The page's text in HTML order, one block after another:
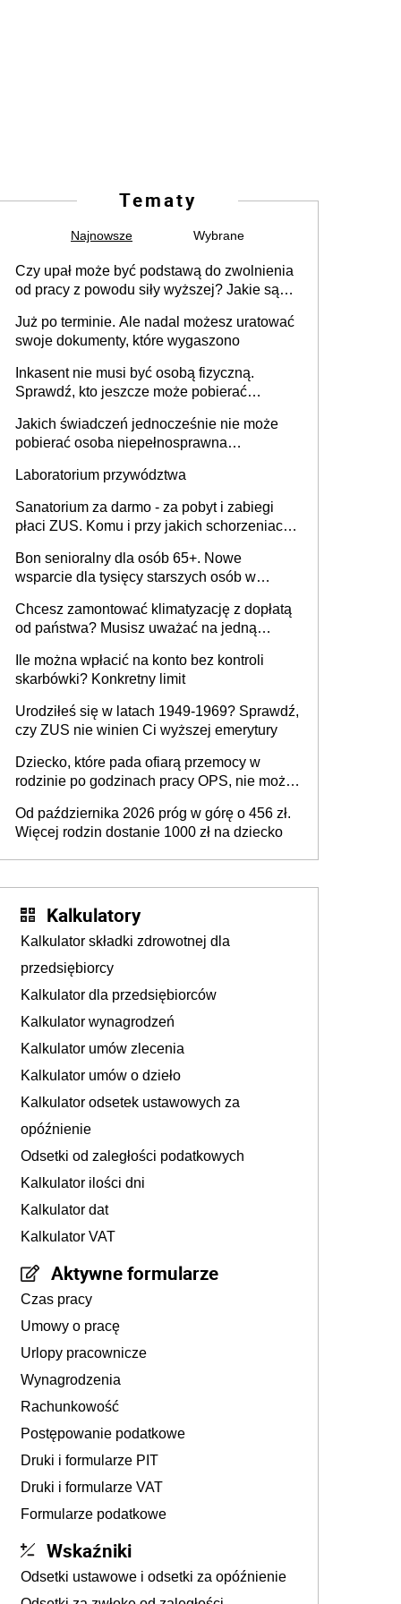
Tematy
Najnowsze Wybrane
Czy upał może być podstawą do zwolnienia
od pracy z powodu siły wyższej? Jakie są
Już po terminie. Ale nadal możesz uratować
swoje dokumenty, które wygaszono
Inkasent nie musi być osobą fizyczną.
Sprawdź, kto jeszcze może pobierać
Jakich świadczeń jednocześnie nie może
pobierać osoba niepełnosprawna
Laboratorium przywództwa
Sanatorium za darmo - za pobyt i zabiegi
płaci ZUS. Komu i przy jakich schorzeniach
zabiegów w 2026 r. Jak uzyskać
skierowanie?
Bon senioralny dla osób 65+. Nowe
wsparcie dla tysięcy starszych osób w
Chcesz zamontować klimatyzację z dopłatą
od państwa? Musisz uważać na jedną
Ile można wpłacić na konto bez kontroli
skarbówki? Konkretny limit
Urodziłeś się w latach 1949-1969? Sprawdź,
czy ZUS nie winien Ci wyższej emerytury
Dziecko, które pada ofiarą przemocy w
rodzinie po godzinach pracy OPS, nie może
Od października 2026 próg w górę o 456 zł.
Więcej rodzin dostanie 1000 zł na dziecko
Kalkulatory
Kalkulator składki zdrowotnej dla
przedsiębiorcy
Kalkulator dla przedsiębiorców
Kalkulator wynagrodzeń
Kalkulator umów zlecenia
Kalkulator umów o dzieło
Kalkulator odsetek ustawowych za
opóźnienie
Odsetki od zaległości podatkowych
Kalkulator ilości dni
Kalkulator dat
Kalkulator VAT
Aktywne formularze
Czas pracy
Umowy o pracę
Urlopy pracownicze
Wynagrodzenia
Rachunkowość
Postępowanie podatkowe
Druki i formularze PIT
Druki i formularze VAT
Formularze podatkowe
Wskaźniki
Odsetki ustawowe i odsetki za opóźnienie